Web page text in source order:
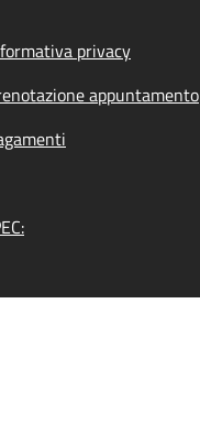
privacy
appuntamento